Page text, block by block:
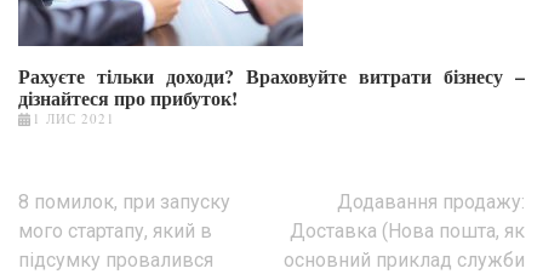
Рахуєте тільки доходи? Враховуйте витрати бізнесу –
дізнайтеся про прибуток!
1 ЛИС 2021
Навігація
записів
8 помилок, при запуску
мого стартапу, який в
підсумку провалився
Додавання продажу:
Доставка (Нова пошта, як
основний приклад служби